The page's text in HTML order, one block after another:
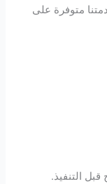
متوفرة على
التنفيذ.